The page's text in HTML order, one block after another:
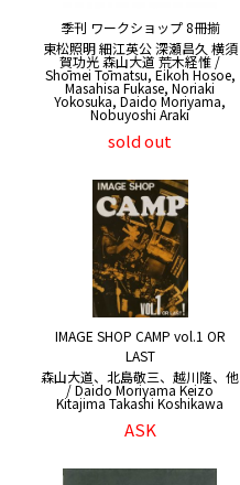
季刊 ワークショップ 8冊揃
東松照明 細江英公 深瀬昌久 横須
賀功光 森山大道 荒木経惟 /
Shōmei Tōmatsu, Eikoh Hosoe,
Masahisa Fukase, Noriaki
Yokosuka, Daido Moriyama,
Nobuyoshi Araki
sold out
IMAGE SHOP CAMP vol.1 OR
LAST
森山大道、北島敬三、越川隆、他
/ Daido Moriyama Keizo
Kitajima Takashi Koshikawa
ASK